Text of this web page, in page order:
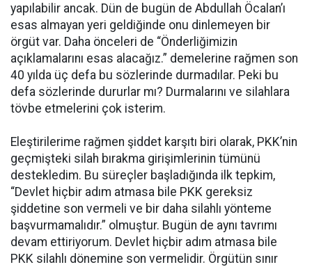
yapılabilir ancak. Dün de bugün de Abdullah Öcalan’ı
esas almayan yeri geldiğinde onu dinlemeyen bir
örgüt var. Daha önceleri de “Önderliğimizin
açıklamalarını esas alacağız.” demelerine rağmen son
40 yılda üç defa bu sözlerinde durmadılar. Peki bu
defa sözlerinde dururlar mı? Durmalarını ve silahlara
tövbe etmelerini çok isterim.
Eleştirilerime rağmen şiddet karşıtı biri olarak, PKK’nin
geçmişteki silah bırakma girişimlerinin tümünü
destekledim. Bu süreçler başladığında ilk tepkim,
“Devlet hiçbir adım atmasa bile PKK gereksiz
şiddetine son vermeli ve bir daha silahlı yönteme
başvurmamalıdır.” olmuştur. Bugün de aynı tavrımı
devam ettiriyorum. Devlet hiçbir adım atmasa bile
PKK silahlı dönemine son vermelidir. Örgütün sınır